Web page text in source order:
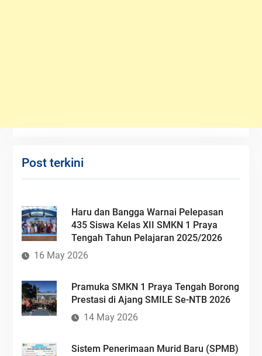
Post terkini
Haru dan Bangga Warnai Pelepasan
435 Siswa Kelas XII SMKN 1 Praya
Tengah Tahun Pelajaran 2025/2026
16 May 2026
Pramuka SMKN 1 Praya Tengah Borong
Prestasi di Ajang SMILE Se-NTB 2026
14 May 2026
Sistem Penerimaan Murid Baru (SPMB)